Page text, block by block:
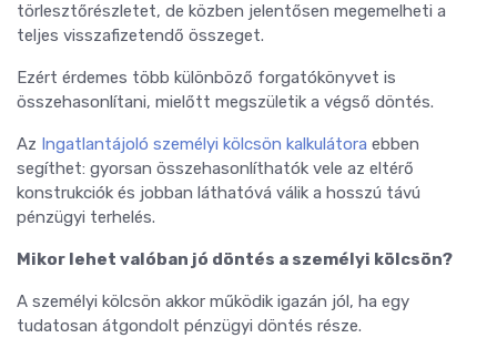
törlesztőrészletet, de közben jelentősen megemelheti a
teljes visszafizetendő összeget.
Ezért érdemes több különböző forgatókönyvet is
összehasonlítani, mielőtt megszületik a végső döntés.
Az Ingatlantájoló személyi kölcsön kalkulátora ebben
segíthet: gyorsan összehasonlíthatók vele az eltérő
konstrukciók és jobban láthatóvá válik a hosszú távú
pénzügyi terhelés.
Mikor lehet valóban jó döntés a személyi kölcsön?
A személyi kölcsön akkor működik igazán jól, ha egy
tudatosan átgondolt pénzügyi döntés része.